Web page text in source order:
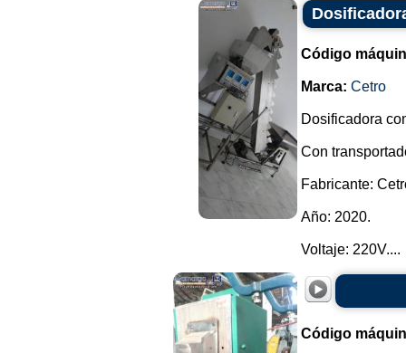
Código
Marca: Cetro
Dosificadora
Con
Fabricante:
Año: 2020.
Voltaje: 220V....
Código